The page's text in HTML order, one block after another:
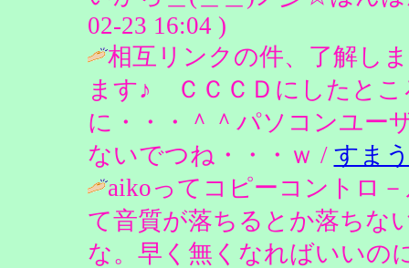
02-23 16:04 )
相互リンクの件、了解し
ます♪ ＣＣＣＤにしたとこ
に・・・＾＾パソコンユー
ないでつね・・・ｗ / すま
aikoってコピーコントロ
て音質が落ちるとか落ち
な。早く無くなればいいの